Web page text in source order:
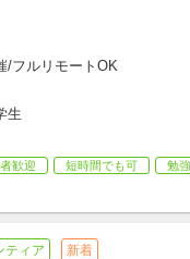
/フルリモートOK
生
歓迎 短時間でも可
勉
ティア 新着